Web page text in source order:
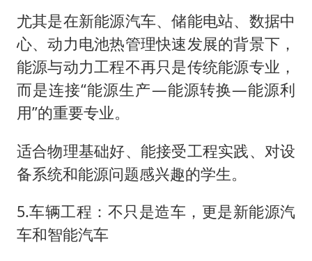
尤其是在新能源汽车、储能电站、数据中
心、动力电池热管理快速发展的背景下，
能源与动力工程不再只是传统能源专业，
而是连接“能源生产—能源转换—能源利
用”的重要专业。
适合物理基础好、能接受工程实践、对设
备系统和能源问题感兴趣的学生。
5.车辆工程：不只是造车，更是新能源汽
车和智能汽车